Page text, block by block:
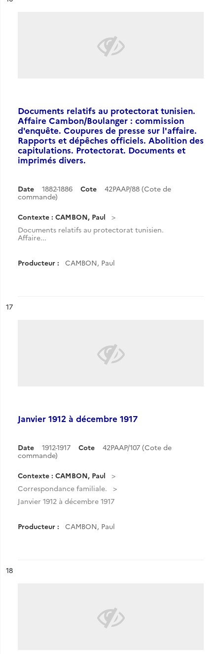
Documents relatifs au protectorat tunisien.
Affaire Cambon/Boulanger : commission
d'enquête. Coupures de presse sur l'affaire.
Rapports et dépêches officiels. Abolition des
capitulations. Protectorat. Documents et
imprimés divers.
Date 1882-1886 Cote
42PAAP/88 (Cote de
commande)
Contexte : CAMBON, Paul
Documents relatifs au protectorat tunisien.
Affaire...
Producteur : CAMBON, Paul
n°
17
Janvier 1912 à décembre 1917
Date 1912-1917 Cote
42PAAP/107 (Cote de
commande)
Contexte : CAMBON, Paul
Correspondance familiale.
Janvier 1912 à décembre 1917
Producteur : CAMBON, Paul
n°
18